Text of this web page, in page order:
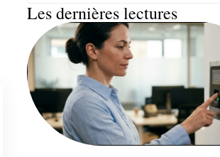
Les dernières lectures